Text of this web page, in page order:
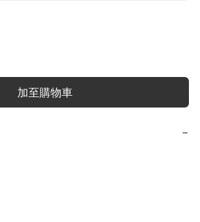
加至購物車
−